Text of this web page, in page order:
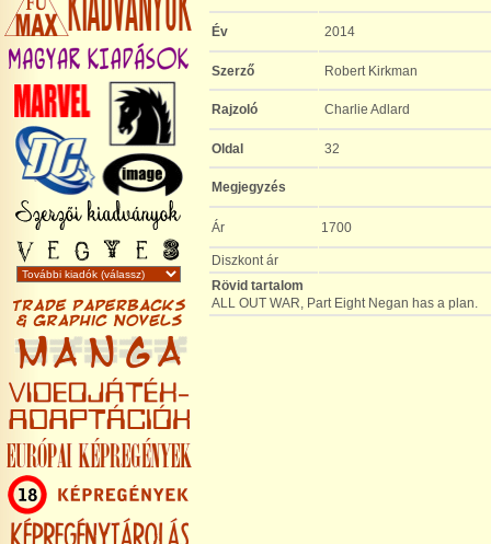
Év 2014
Szerző Robert Kirkman
Rajzoló Charlie Adlard
Oldal 32
Megjegyzés
Ár 1700
Diszkont ár
Rövid tartalom
ALL OUT WAR, Part Eight Negan has a plan.